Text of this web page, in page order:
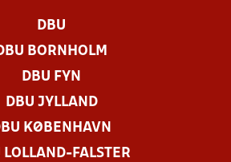
DBU
BORNHOLM
DBU FYN
DBU JYLLAND
KØBENHAVN
LOLLAND-FALSTER